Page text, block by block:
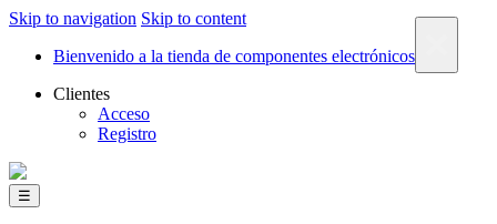
Skip to navigation Skip to content
Bienvenido a la tienda de componentes electrónicos
Clientes
Acceso
Registro
☰